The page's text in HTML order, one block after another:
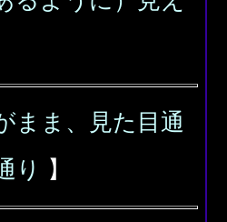
まま、見た目通
り
】